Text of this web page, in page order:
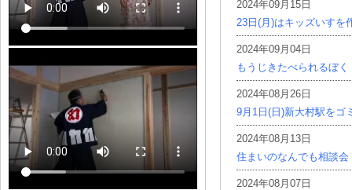
2024年09月15日
23日(月)はキッズいすを
2024年09月04日
もうじきたべられるぼく
2024年08月26日
9月1日(日)新大村駅をゴ
2024年08月13日
住まいのなんでも相談会
2024年08月07日